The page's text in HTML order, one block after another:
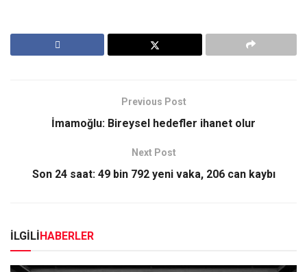
Previous Post
İmamoğlu: Bireysel hedefler ihanet olur
Next Post
Son 24 saat: 49 bin 792 yeni vaka, 206 can kaybı
İLGİLİHABERLER